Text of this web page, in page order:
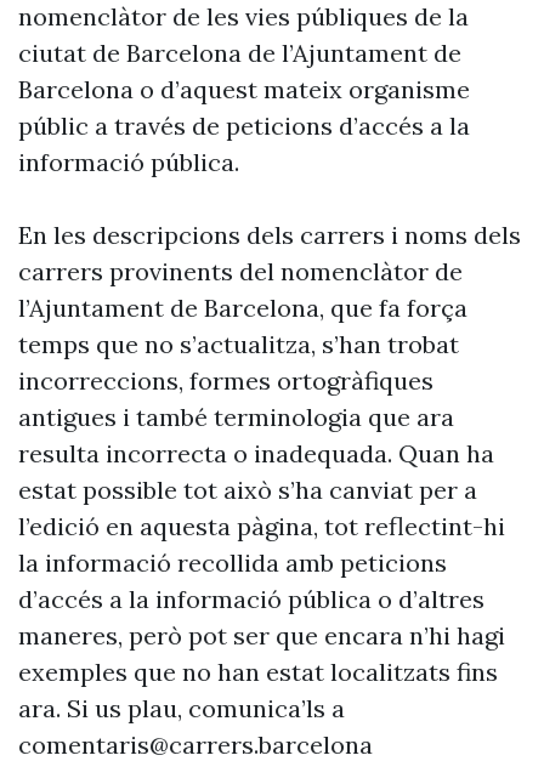
nomenclàtor de les vies públiques de la
ciutat de Barcelona de l’Ajuntament de
Barcelona o d’aquest mateix organisme
públic a través de peticions d’accés a la
informació pública.
En les descripcions dels carrers i noms dels
carrers provinents del nomenclàtor de
l’Ajuntament de Barcelona, que fa força
temps que no s’actualitza, s’han trobat
incorreccions, formes ortogràfiques
antigues i també terminologia que ara
resulta incorrecta o inadequada. Quan ha
estat possible tot això s’ha canviat per a
l’edició en aquesta pàgina, tot reflectint-hi
la informació recollida amb peticions
d’accés a la informació pública o d’altres
maneres, però pot ser que encara n’hi hagi
exemples que no han estat localitzats fins
ara. Si us plau, comunica’ls a
comentaris@carrers.barcelona